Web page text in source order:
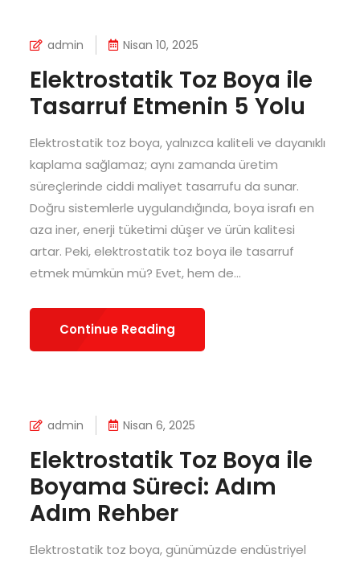
admin Nisan 10, 2025
Elektrostatik Toz Boya ile
Tasarruf Etmenin 5 Yolu
Elektrostatik toz boya, yalnızca kaliteli ve dayanıklı
kaplama sağlamaz; aynı zamanda üretim
süreçlerinde ciddi maliyet tasarrufu da sunar.
Doğru sistemlerle uygulandığında, boya israfı en
aza iner, enerji tüketimi düşer ve ürün kalitesi
artar. Peki, elektrostatik toz boya ile tasarruf
etmek mümkün mü? Evet, hem de...
Continue Reading
admin Nisan 6, 2025
Elektrostatik Toz Boya ile
Boyama Süreci: Adım
Adım Rehber
Elektrostatik toz boya, günümüzde endüstriyel